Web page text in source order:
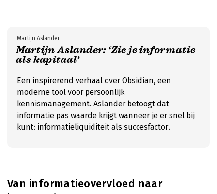
Martijn Aslander: ‘Zie je informatie
als kapitaal’
Martijn Aslander
Een inspirerend verhaal over Obsidian, een
moderne tool voor persoonlijk
kennismanagement. Aslander betoogt dat
informatie pas waarde krijgt wanneer je er snel bij
kunt: informatieliquiditeit als succesfactor.
Van informatieovervloed naar